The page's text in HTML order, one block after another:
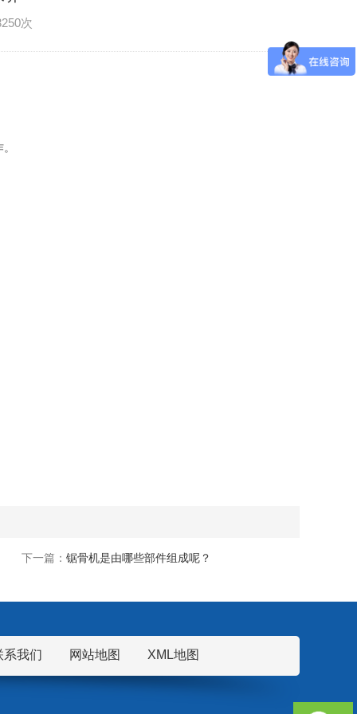
次
下一篇： 锯骨机是由哪些部件组成呢？
系我们 网站地图 XML地图